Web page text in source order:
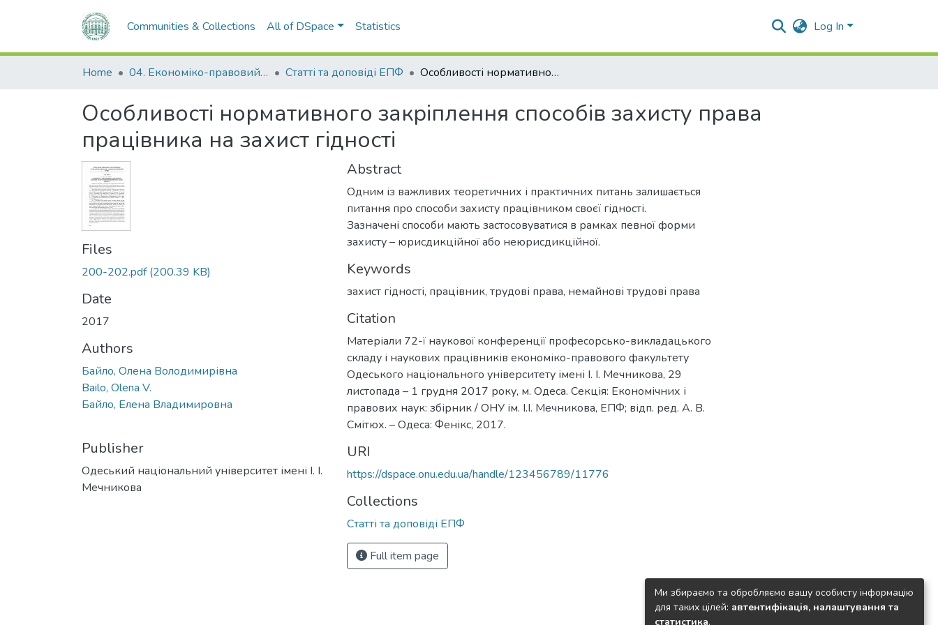
Communities & Collections All of DSpace Statistics Log In
Home 04. Економіко-правовий факультет Статті та доповіді ЕПФ Особливості нормативного закріплення способів захисту права працівника на захист гідності
Особливості нормативного закріплення способів захисту права
працівника на захист гідності
Files
200-202.pdf(200.39 KB)
Date
2017
Authors
Байло, Олена Володимирівна
Bailo, Olena V.
Байло, Елена Владимировна
Publisher
Одеський національний університет імені І. І.
Мечникова
Abstract
Одним із важливих теоретичних і практичних питань залишається
питання про способи захисту працівником своєї гідності.
Зазначені способи мають застосовуватися в рамках певної форми
захисту – юрисдикційної або неюрисдикційної.
Keywords
захист гідності, працівник, трудові права, немайнові трудові права
Citation
Матеріали 72-ї наукової конференції професорсько-викладацького
складу і наукових працівників економіко-правового факультету
Одеського національного університету імені І. І. Мечникова, 29
листопада – 1 грудня 2017 року, м. Одеса. Секція: Економічних і
правових наук: збірник / ОНУ ім. І.І. Мечникова, ЕПФ; відп. ред. А. В.
Смітюх. – Одеса: Фенікс, 2017.
URI
https://dspace.onu.edu.ua/handle/123456789/11776
Collections
Статті та доповіді ЕПФ
Full item page
Ми збираємо та обробляємо вашу особисту інформацію
для таких цілей: автентифікація, налаштування та
статистика.